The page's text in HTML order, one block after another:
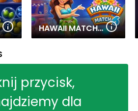
HAWAII MATCH 6
przycisk,
dla